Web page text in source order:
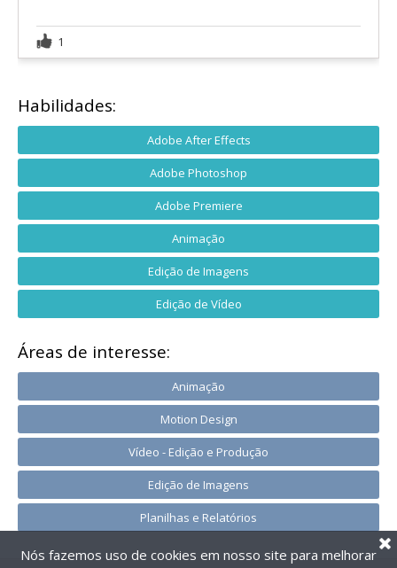
1
Habilidades:
Adobe After Effects
Adobe Photoshop
Adobe Premiere
Animação
Edição de Imagens
Edição de Vídeo
Áreas de interesse:
Animação
Motion Design
Vídeo - Edição e Produção
Edição de Imagens
Planilhas e Relatórios
Nós fazemos uso de cookies em nosso site para melhorar